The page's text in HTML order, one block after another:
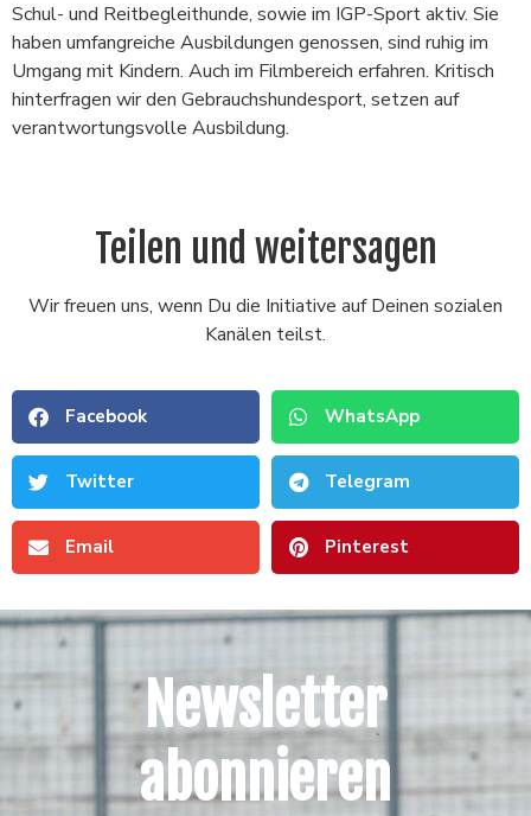
Schul- und Reitbegleithunde, sowie im IGP-Sport aktiv. Sie
haben umfangreiche Ausbildungen genossen, sind ruhig im
Umgang mit Kindern. Auch im Filmbereich erfahren. Kritisch
hinterfragen wir den Gebrauchshundesport, setzen auf
verantwortungsvolle Ausbildung.
Teilen und weitersagen
Wir freuen uns, wenn Du die Initiative auf Deinen sozialen
Kanälen teilst.
Facebook WhatsApp
Twitter Telegram
Email Pinterest
Newsletter
abonnieren